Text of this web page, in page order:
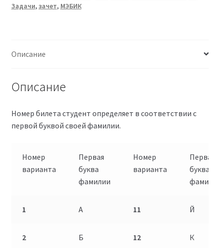
Задачи, зачет, МЭБИК
Описание
Описание
Номер билета студент определяет в соответствии с
первой буквой своей фамилии.
Номер
варианта
Первая
буква
фамилии
Номер
варианта
Первая
буква
1 А 11 Й
2 Б 12 К